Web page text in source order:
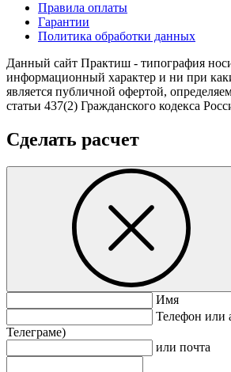
Правила оплаты
Гарантии
Политика обработки данных
Данный сайт Практиш - типография
информационный характер и ни при
является публичной офертой,
статьи 437(2) Гражданского кодекса
Сделать расчет
Имя
Телефон или
Телеграме)
или почта